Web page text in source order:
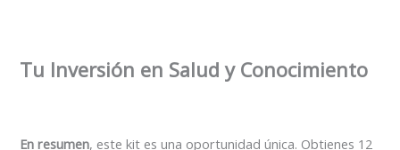
Tu Inversión en Salud y Conocimiento
En resumen, este kit es una oportunidad única. Obtienes 12